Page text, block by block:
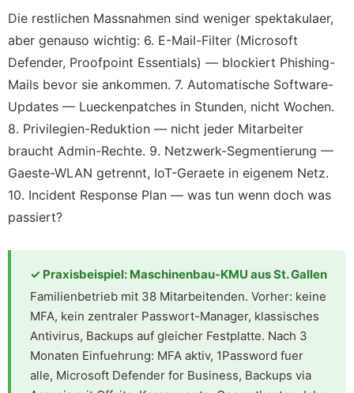
Die restlichen Massnahmen sind weniger spektakulaer,
aber genauso wichtig: 6. E-Mail-Filter (Microsoft
Defender, Proofpoint Essentials) — blockiert Phishing-
Mails bevor sie ankommen. 7. Automatische Software-
Updates — Lueckenpatches in Stunden, nicht Wochen.
8. Privilegien-Reduktion — nicht jeder Mitarbeiter
braucht Admin-Rechte. 9. Netzwerk-Segmentierung —
Gaeste-WLAN getrennt, IoT-Geraete in eigenem Netz.
10. Incident Response Plan — was tun wenn doch was
passiert?
✓ Praxisbeispiel: Maschinenbau-KMU aus St. Gallen
Familienbetrieb mit 38 Mitarbeitenden. Vorher: keine
MFA, kein zentraler Passwort-Manager, klassisches
Antivirus, Backups auf gleicher Festplatte. Nach 3
Monaten Einfuehrung: MFA aktiv, 1Password fuer
alle, Microsoft Defender for Business, Backups via